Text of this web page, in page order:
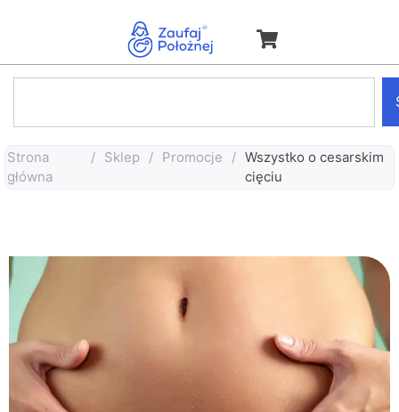
Strona
główna
/ Sklep / Promocje / Wszystko o cesarskim
cięciu